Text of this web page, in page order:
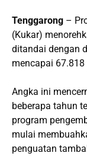
Tenggarong –
(Kukar)
ditandai dengan
mencapai 67.818
Angka ini
beberapa tahun
program
mulai
penguatan